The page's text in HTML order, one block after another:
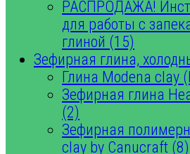
РАСПРОДАЖА!
для работы с
глиной (15)
Зефирная глина,
Глина Modena clay
Зефирная глина
(2)
Зефирная
clay by Canucraft (8)